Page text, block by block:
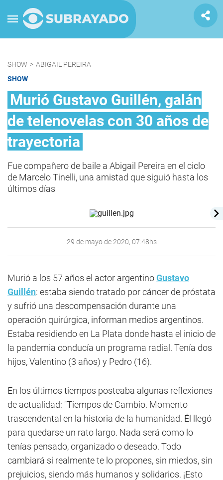
SHOW > ABIGAIL PEREIRA
SHOW
Murió Gustavo Guillén, galán
de telenovelas con 30 años de
trayectoria
Fue compañero de baile a Abigail Pereira en el ciclo
de Marcelo Tinelli, una amistad que siguió hasta los
últimos días
29 de mayo de 2020, 07:48hs
Murió a los 57 años el actor argentinoGustavo
Guillén: estaba siendo tratado por cáncer de próstata
y sufrió una descompensación durante una
operación quirúrgica, informan medios argentinos.
Estaba residiendo en La Plata donde hasta el inicio de
la pandemia conducía un programa radial. Tenía dos
hijos, Valentino (3 años) y Pedro (16).
En los últimos tiempos posteaba algunas reflexiones
de actualidad: "Tiempos de Cambio. Momento
trascendental en la historia de la humanidad. Él llegó
para quedarse un rato largo. Nada será como lo
tenías pensado, organizado o deseado. Todo
cambiará si realmente te lo propones, sin miedos, sin
prejuicios, siendo más humanos y solidarios. ¡Esto